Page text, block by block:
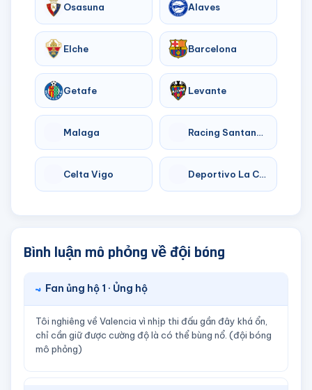
Osasuna Alaves
Elche Barcelona
Getafe Levante
Malaga Racing Santander
Celta Vigo Deportivo La Coruna
Bình luận mô phỏng về đội bóng
Fan ủng hộ 1 · Ủng hộ
Tôi nghiêng về Valencia vì nhịp thi đấu gần đây khá ổn,
chỉ cần giữ được cường độ là có thể bùng nổ. (đội bóng
mô phỏng)